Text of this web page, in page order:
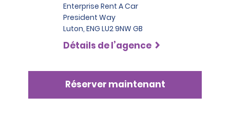
Enterprise Rent A Car
President Way
Luton, ENG LU2 9NW GB
Détails de l’agence
Réserver maintenant